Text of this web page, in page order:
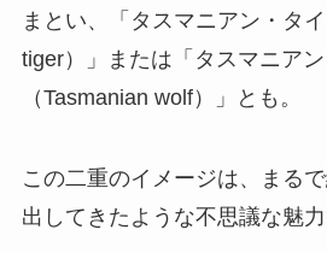
まとい、「タスマニアン・タ
tiger）」または「タスマニア
（Tasmanian wolf）」とも。
この二重のイメージは、まる
出してきたような不思議な魅力